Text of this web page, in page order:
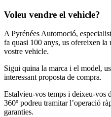
Voleu vendre el vehicle?
A Pyrénées Automoció,
fa quasi 100 anys, us ofereixen
vostre vehicle.
Sigui quina la marca i el model,
interessant proposta de compra.
Estalvieu-vos temps i deixeu-vos
360º podreu tramitar l’operació
garanties.